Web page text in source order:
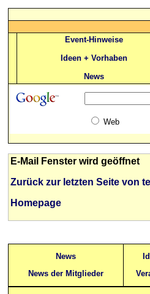
Event-Hinweise
Ideen + Vorhaben
News
Web
E-Mail Fenster wird geöffnet
Zurück zur letzten Seite von
Homepage
News
News der Mitglieder